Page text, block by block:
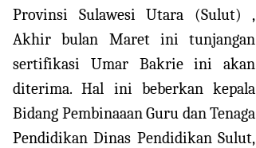
Provinsi Sulawesi Utara (Sulut) ,
Akhir bulan Maret ini tunjangan
sertifikasi Umar Bakrie ini akan
diterima. Hal ini beberkan kepala
Bidang Pembinaaan Guru dan Tenaga
Pendidikan Dinas Pendidikan Sulut,